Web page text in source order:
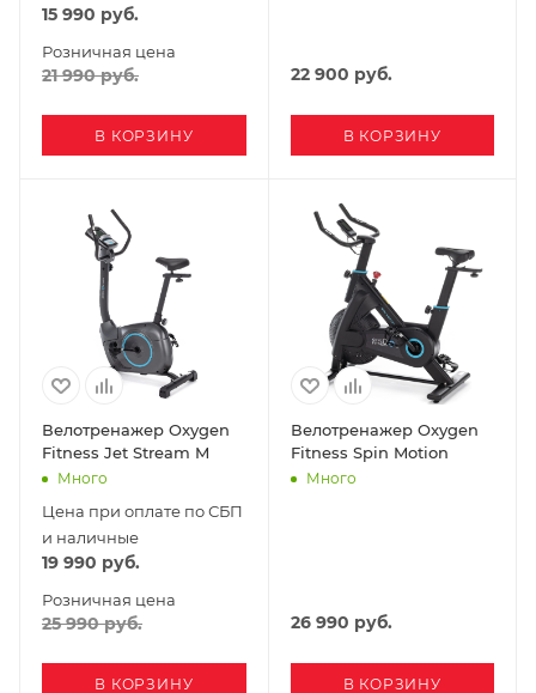
15 990 руб.
Розничная цена
21 990руб.
В КОРЗИНУ
22 900 руб.
В КОРЗИНУ
Велотренажер Oxygen
Fitness Jet Stream M
Много
Цена при оплате по СБП
и наличные
19 990 руб.
Розничная цена
25 990руб.
В КОРЗИНУ
Велотренажер Oxygen
Fitness Spin Motion
Много
26 990 руб.
В КОРЗИНУ